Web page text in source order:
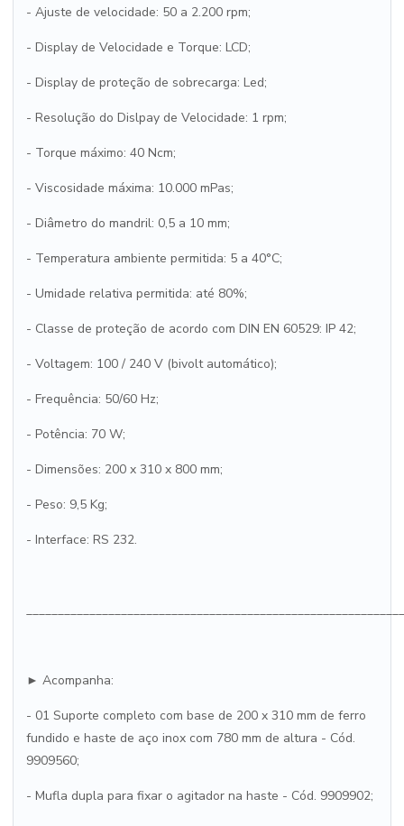
- Ajuste de velocidade: 50 a 2.200 rpm;
- Display de Velocidade e Torque: LCD;
- Display de proteção de sobrecarga: Led;
- Resolução do Dislpay de Velocidade: 1 rpm;
- Torque máximo: 40 Ncm;
- Viscosidade máxima: 10.000 mPas;
- Diâmetro do mandril: 0,5 a 10 mm;
- Temperatura ambiente permitida: 5 a 40°C;
- Umidade relativa permitida: até 80%;
- Classe de proteção de acordo com DIN EN 60529: IP 42;
- Voltagem: 100 / 240 V (bivolt automático);
- Frequência: 50/60 Hz;
- Potência: 70 W;
- Dimensões: 200 x 310 x 800 mm;
- Peso: 9,5 Kg;
- Interface: RS 232.
► Acompanha:
- 01 Suporte completo com base de 200 x 310 mm de ferro
fundido e haste de aço inox com 780 mm de altura - Cód.
9909560;
- Mufla dupla para fixar o agitador na haste - Cód. 9909902;